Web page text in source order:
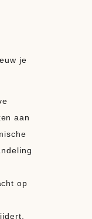
je
aan
op